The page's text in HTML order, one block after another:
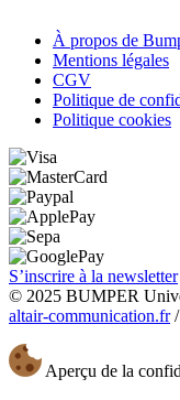
À propos de
Mentions légales
CGV
Politique de
Politique cookies
S’inscrire à la newsletter
© 2025 BUMPER
altair-communication.fr/
Aperçu de la